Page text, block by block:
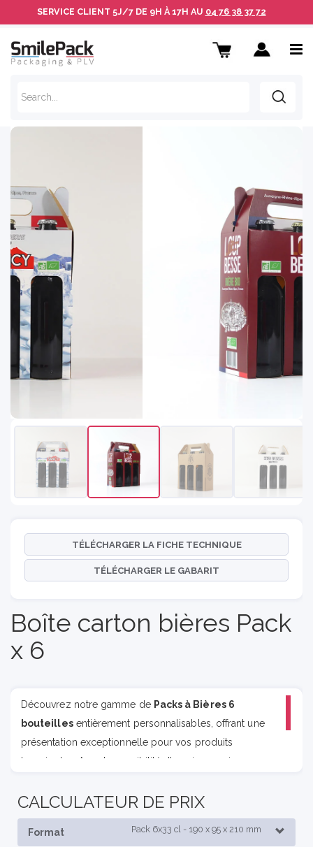
SERVICE CLIENT 5J/7 DE 9H À 17H AU 04 76 38 37 72
TÉLÉCHARGER LA FICHE TECHNIQUE
TÉLÉCHARGER LE GABARIT
Boîte carton bières Pack
x 6
Découvrez notre gamme de Packs à Bières 6
bouteillesentièrement personnalisables, offrant une
présentation exceptionnelle pour vos produits
brassicoles. Avec la possibilité d'une impression
sélectifs, chaque emballage est personnalisable mettant
en valeur votre marque.
CALCULATEUR DE PRIX
Format Pack 6x33 cl - 190 x 95 x 210 mm